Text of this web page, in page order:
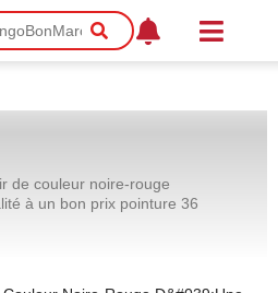
de couleur noire-rouge
à un bon prix pointure 36